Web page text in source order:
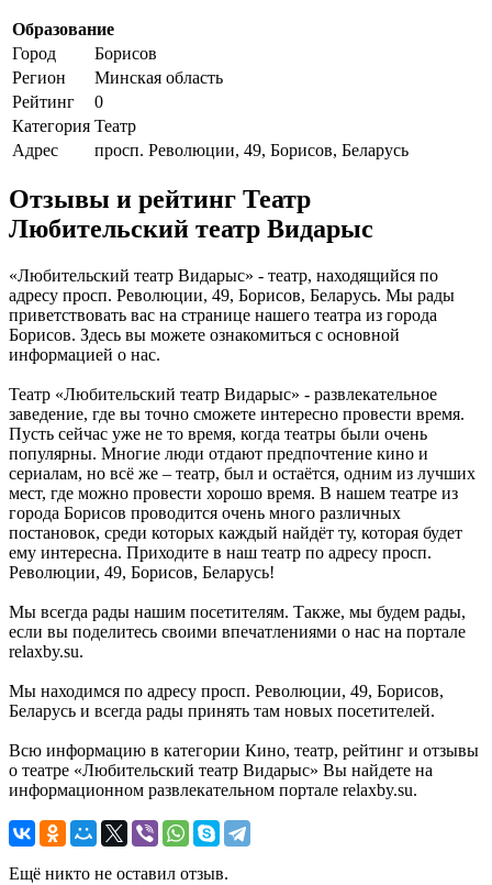
Образование
Город
Борисов
Регион
Минская область
Рейтинг
0
Категория Театр
Адрес
просп. Революции, 49, Борисов, Беларусь
Отзывы и рейтинг Театр
Любительский театр Видарыс
«Любительский театр Видарыс» - театр, находящийся по
адресу просп. Революции, 49, Борисов, Беларусь. Мы рады
приветствовать вас на странице нашего театра из города
Борисов. Здесь вы можете ознакомиться с основной
информацией о нас.
Театр «Любительский театр Видарыс» - развлекательное
заведение, где вы точно сможете интересно провести время.
Пусть сейчас уже не то время, когда театры были очень
популярны. Многие люди отдают предпочтение кино и
сериалам, но всё же – театр, был и остаётся, одним из лучших
мест, где можно провести хорошо время. В нашем театре из
города Борисов проводится очень много различных
постановок, среди которых каждый найдёт ту, которая будет
ему интересна. Приходите в наш театр по адресу просп.
Революции, 49, Борисов, Беларусь!
Мы всегда рады нашим посетителям. Также, мы будем рады,
если вы поделитесь своими впечатлениями о нас на портале
relaxby.su.
Мы находимся по адресу просп. Революции, 49, Борисов,
Беларусь и всегда рады принять там новых посетителей.
Всю информацию в категории Кино, театр, рейтинг и отзывы
о театре «Любительский театр Видарыс» Вы найдете на
информационном развлекательном портале relaxby.su.
Ещё никто не оставил отзыв.